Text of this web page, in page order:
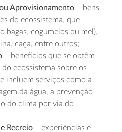
Aprovisionamento – bens
do ecossistema, que
bagas, cogumelos ou mel),
caça, entre outros;
– benefícios que se obtêm
ecossistema sobre os
incluem serviços como a
da água, a prevenção
do clima por via do
Recreio – experiências e